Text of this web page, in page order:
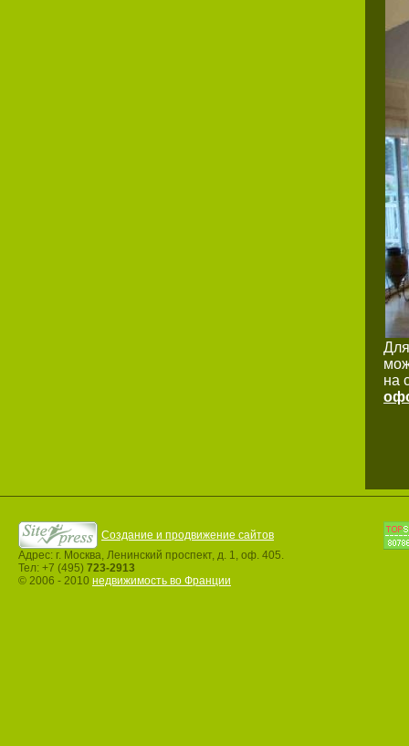
на
Создание и продвижение сайтов
Адрес: г. Москва, Ленинский проспект, д. 1, оф. 405.
Тел: +7 (495) 723-2913
© 2006 - 2010 недвижимость во Франции